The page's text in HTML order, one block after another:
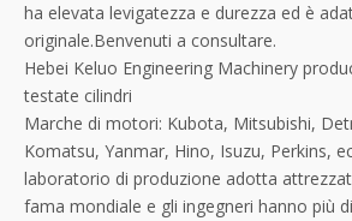
ha elevata levigatezza e durezza ed è
originale.Benvenuti a consultare.
Hebei Keluo Engineering Machinery
testate cilindri
Marche di motori: Kubota, Mitsubishi,
Komatsu, Yanmar, Hino, Isuzu, Perkins,
laboratorio di produzione adotta
fama mondiale e gli ingegneri hanno più